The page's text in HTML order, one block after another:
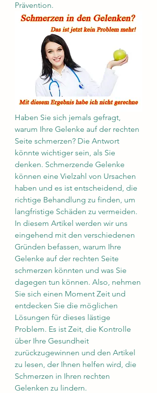
Prävention.
Haben Sie sich jemals gefragt,
warum Ihre Gelenke auf der rechten
Seite schmerzen? Die Antwort
könnte wichtiger sein, als Sie
denken. Schmerzende Gelenke
können eine Vielzahl von Ursachen
haben und es ist entscheidend, die
richtige Behandlung zu finden, um
langfristige Schäden zu vermeiden.
In diesem Artikel werden wir uns
eingehend mit den verschiedenen
Gründen befassen, warum Ihre
Gelenke auf der rechten Seite
schmerzen könnten und was Sie
dagegen tun können. Also, nehmen
Sie sich einen Moment Zeit und
entdecken Sie die möglichen
Lösungen für dieses lästige
Problem. Es ist Zeit, die Kontrolle
über Ihre Gesundheit
zurückzugewinnen und den Artikel
zu lesen, der Ihnen helfen wird, die
Schmerzen in Ihren rechten
Gelenken zu lindern.